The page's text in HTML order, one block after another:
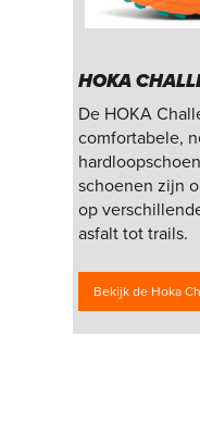
HOKA
De HOKA
comfortabele,
schoenen zijn
op
asfalt tot trails.
Bekijk de Hoka